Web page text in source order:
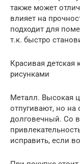
также может
влияет на
подходит для
т.к. быстро
Красивая
рисунками
Металл. Высокая
отпугивают, но на
долговечный. Со
исправить, если